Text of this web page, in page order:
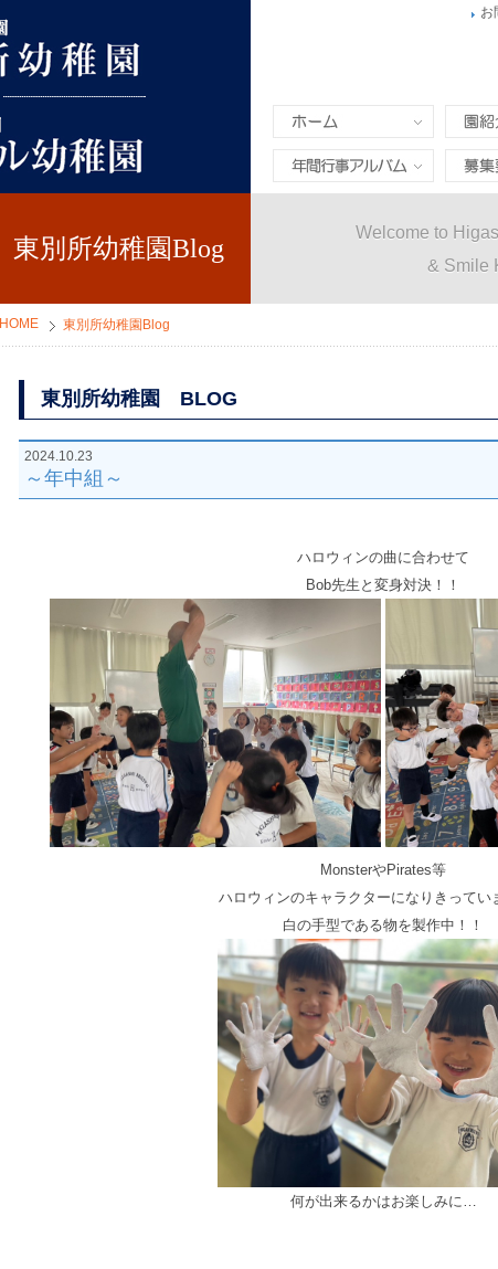
お
園紹介
年間行事&アルバム 募集要
東別所幼稚園Blog
Welcome to
& Smile
HOME 東別所幼稚園Blog
東別所幼稚園 BLOG
2024.10.23
～年中組～
ハロウィンの曲に合わせて
Bob先生と変身対決！！
MonsterやPirates等
ハロウィンのキャラクターになりきってい
白の手型である物を製作中！！
何が出来るかはお楽しみに…